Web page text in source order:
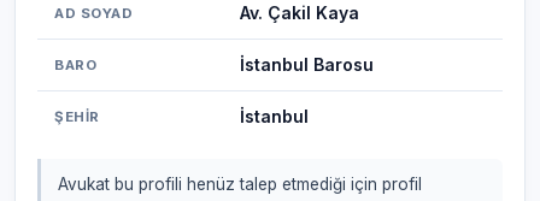
AD SOYAD Av. Çakil Kaya
BARO İstanbul Barosu
ŞEHIR İstanbul
Avukat bu profili henüz talep etmediği için profil